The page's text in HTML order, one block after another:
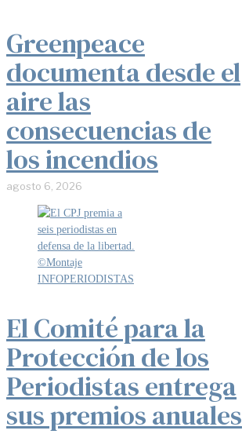
Greenpeace
documenta desde el
aire las
consecuencias de
los incendios
agosto 6, 2026
El Comité para la
Protección de los
Periodistas entrega
sus premios anuales